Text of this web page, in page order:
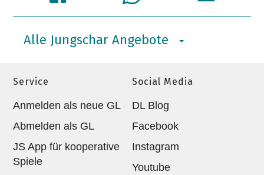
Alle Jungschar Angebote
Service
Anmelden als neue GL
Abmelden als GL
JS App für kooperative
Spiele
Social Media
DL Blog
Facebook
Instagram
Youtube